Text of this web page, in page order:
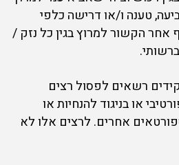
טענה ו/או דרישה כלפי
אחר הקשור למרוץ בגין כל נזק /
רשאים לפסול רצים
או בניגוד להנחיות או
אחרים. לרצים אלו לא